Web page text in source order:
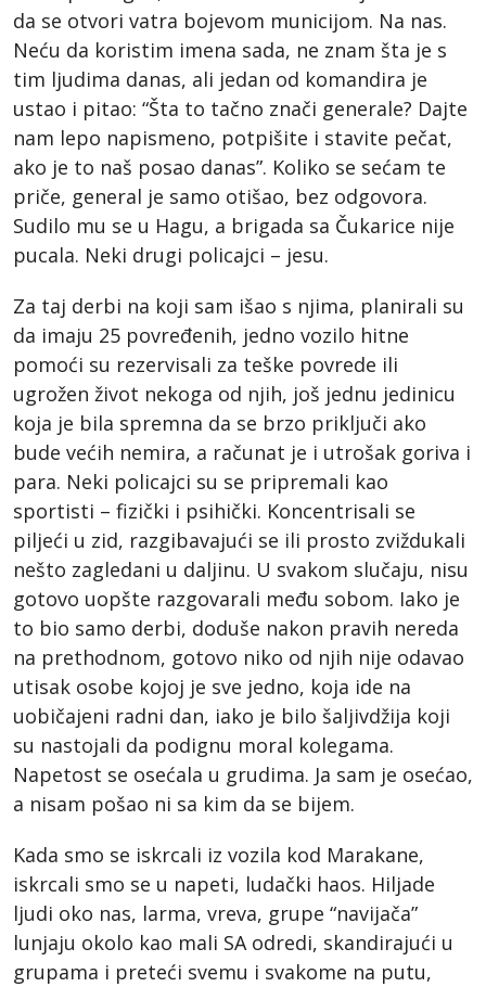
da se otvori vatra bojevom municijom. Na nas.
Neću da koristim imena sada, ne znam šta je s
tim ljudima danas, ali jedan od komandira je
ustao i pitao: “Šta to tačno znači generale? Dajte
nam lepo napismeno, potpišite i stavite pečat,
ako je to naš posao danas”. Koliko se sećam te
priče, general je samo otišao, bez odgovora.
Sudilo mu se u Hagu, a brigada sa Čukarice nije
pucala. Neki drugi policajci – jesu.
Za taj derbi na koji sam išao s njima, planirali su
da imaju 25 povređenih, jedno vozilo hitne
pomoći su rezervisali za teške povrede ili
ugrožen život nekoga od njih, još jednu jedinicu
koja je bila spremna da se brzo priključi ako
bude većih nemira, a računat je i utrošak goriva i
para. Neki policajci su se pripremali kao
sportisti – fizički i psihički. Koncentrisali se
piljeći u zid, razgibavajući se ili prosto zviždukali
nešto zagledani u daljinu. U svakom slučaju, nisu
gotovo uopšte razgovarali među sobom. Iako je
to bio samo derbi, doduše nakon pravih nereda
na prethodnom, gotovo niko od njih nije odavao
utisak osobe kojoj je sve jedno, koja ide na
uobičajeni radni dan, iako je bilo šaljivdžija koji
su nastojali da podignu moral kolegama.
Napetost se osećala u grudima. Ja sam je osećao,
a nisam pošao ni sa kim da se bijem.
Kada smo se iskrcali iz vozila kod Marakane,
iskrcali smo se u napeti, ludački haos. Hiljade
ljudi oko nas, larma, vreva, grupe “navijača”
lunjaju okolo kao mali SA odredi, skandirajući u
grupama i preteći svemu i svakome na putu,